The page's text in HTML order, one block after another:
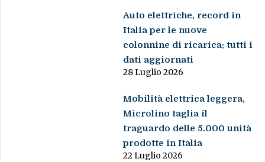
Auto elettriche, record in
Italia per le nuove
colonnine di ricarica: tutti i
dati aggiornati
28 Luglio 2026
Mobilità elettrica leggera,
Microlino taglia il
traguardo delle 5.000 unità
prodotte in Italia
22 Luglio 2026